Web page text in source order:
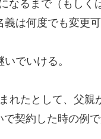
るまで（もしく
は何度でも変更
でいける。
れたとして、父親
契約した時の例